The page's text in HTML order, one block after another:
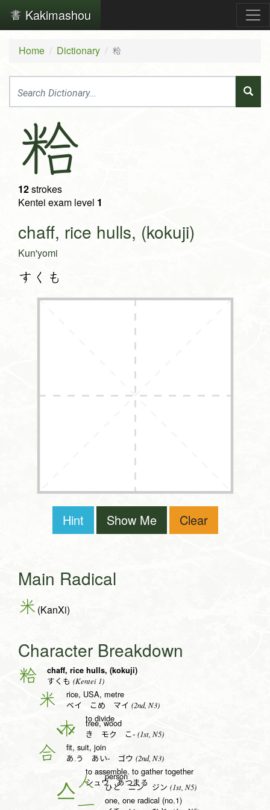
Kakimashou
Home Dictionary 粭
粭
12strokes
Kentei exam level 1
chaff, rice hulls, (kokuji)
Kun'yomi
すくも
Hint Show Me Clear
Main Radical
米 (KanXi)
Character Breakdown
粭 chaff, rice hulls, (kokuji)
すくも (Kentei 1)
米 rice, USA, metre
ベイ こめ マイ (2nd, N3)
to divide
木 tree, wood
き モク こ- (1st, N5)
合 fit, suit, join
あ.う あい- ゴウ (2nd, N3)
to assemble. to gather together
シュウ あつまる
人 person
ひと ニン ジン (1st, N5)
一 one, one radical (no.1)